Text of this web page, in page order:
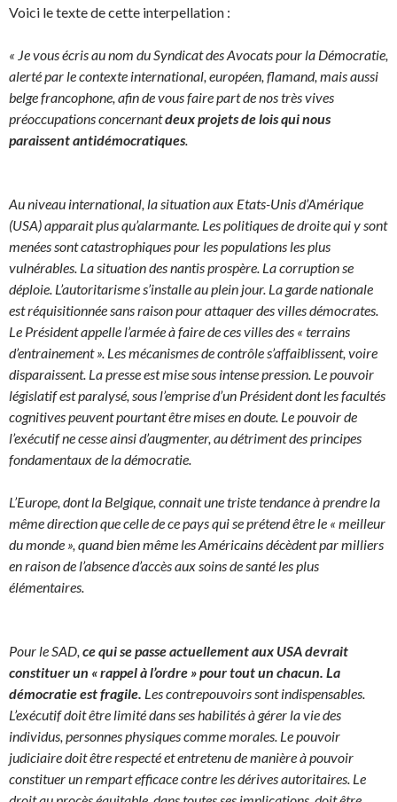
Voici le texte de cette interpellation :
« Je vous écris au nom du Syndicat des Avocats pour la Démocratie,
alerté par le contexte international, européen, flamand, mais aussi
belge francophone, afin de vous faire part de nos très vives
préoccupations concernantdeux projets de lois qui nous
paraissent antidémocratiques
Au niveau international, la situation aux Etats-Unis d’Amérique
(USA) apparait plus qu’alarmante. Les politiques de droite qui y sont
menées sont catastrophiques pour les populations les plus
vulnérables. La situation des nantis prospère. La corruption se
déploie. L’autoritarisme s’installe au plein jour. La garde nationale
est réquisitionnée sans raison pour attaquer des villes démocrates.
Le Président appelle l’armée à faire de ces villes des « terrains
d’entrainement ». Les mécanismes de contrôle s’affaiblissent, voire
disparaissent. La presse est mise sous intense pression. Le pouvoir
législatif est paralysé, sous l’emprise d’un Président dont les facultés
cognitives peuvent pourtant être mises en doute. Le pouvoir de
l’exécutif ne cesse ainsi d’augmenter, au détriment des principes
fondamentaux de la démocratie.
L’Europe, dont la Belgique, connait une triste tendance à prendre la
même direction que celle de ce pays qui se prétend être le « meilleur
du monde », quand bien même les Américains décèdent par milliers
en raison de l’absence d’accès aux soins de santé les plus
élémentaires.
Pour le SAD, ce qui se passe actuellement aux USA devrait
constituer un « rappel à l’ordre » pour tout un chacun. La
démocratie est fragile. Les contrepouvoirs sont indispensables.
L’exécutif doit être limité dans ses habilités à gérer la vie des
individus, personnes physiques comme morales. Le pouvoir
judiciaire doit être respecté et entretenu de manière à pouvoir
constituer un rempart efficace contre les dérives autoritaires. Le